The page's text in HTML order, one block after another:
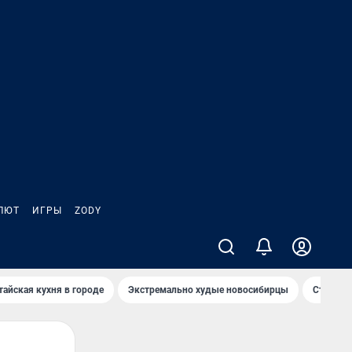
ИГРЫ ZODY
кухня в городе Экстремально худые новосибирцы Старт